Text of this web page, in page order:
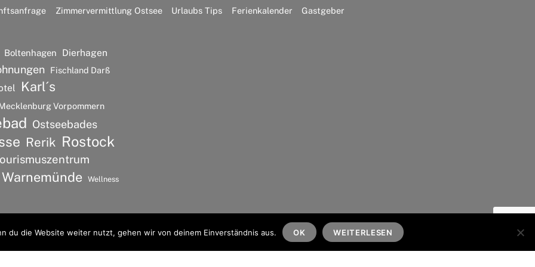
To
Top
Zimmervermittlung Ostsee Urlaubs Tips Ferienkalender Gastgeber
Boltenhagen Dierhagen
Fischland Darß
Karl´s
Vorpommern
Ostseebades
Rerik Rostock
Warnemünde Wellness
du die Website weiter nutzt, gehen wir von deinem Einverständnis aus. OK WEITERLESEN